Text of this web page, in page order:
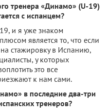
тренера «Динамо» (U-19)
с испанцем?
и я уже знаком
является то, что если
стажировку в Испанию,
у которых
это все
к нам сами.
в последние два-три
тренеров?